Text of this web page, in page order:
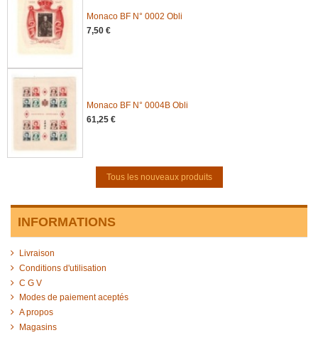
Monaco BF N° 0002 Obli
7,50 €
Monaco BF N° 0004B Obli
61,25 €
Tous les nouveaux produits
INFORMATIONS
Livraison
Conditions d'utilisation
C G V
Modes de paiement aceptés
A propos
Magasins